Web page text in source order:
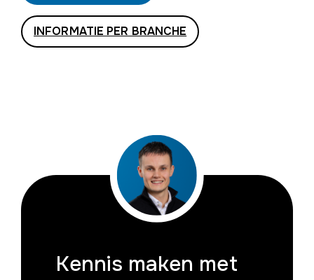
INFORMATIE PER BRANCHE
Kennis maken met